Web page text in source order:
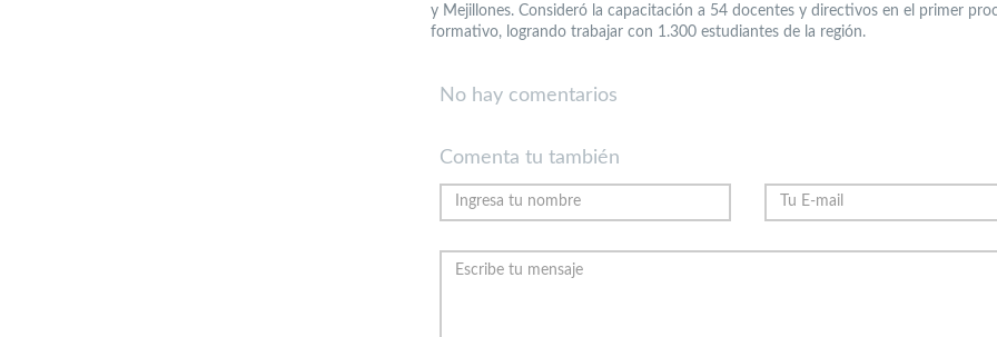
y Mejillones. Consideró la capacitación a 54 docentes y directivos en el primer
formativo, logrando trabajar con 1.300 estudiantes de la región.
No hay comentarios
Comenta tu también